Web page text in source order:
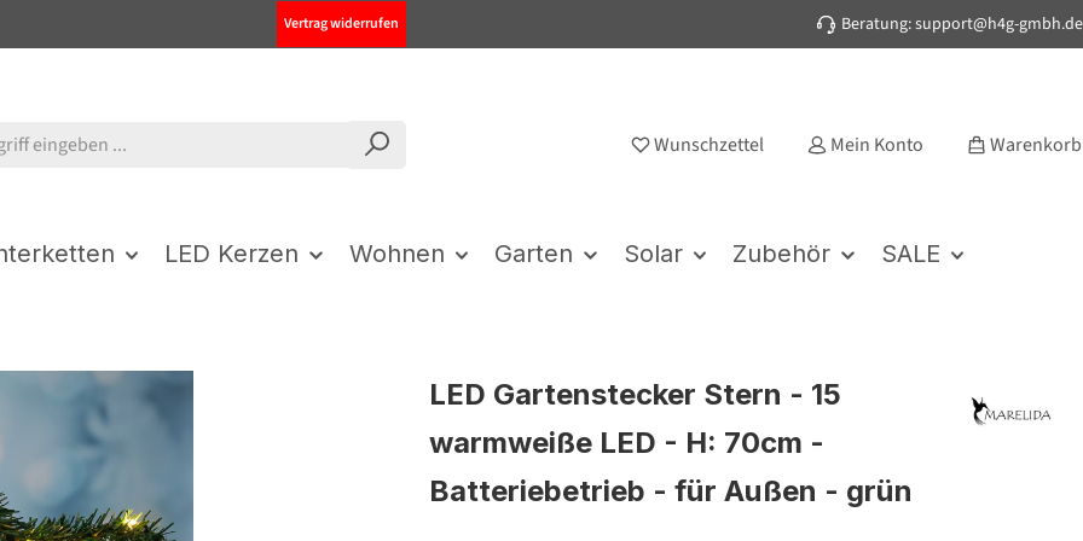
Vertrag widerrufen Beratung: support@h4g-gmbh.de
Wunschzettel Mein Konto Warenkorb
LED Kerzen Wohnen Garten Solar Zubehör SALE
LED Gartenstecker Stern - 15
warmweiße LED - H: 70cm -
Batteriebetrieb - für Außen - grün